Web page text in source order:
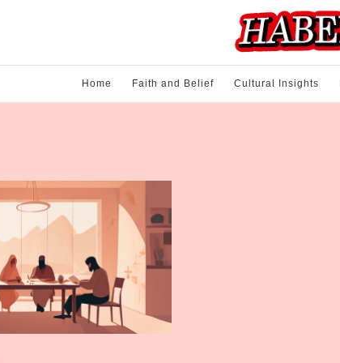
Home Faith and Belief Cultural Insights